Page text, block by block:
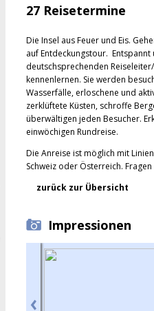
27 Reisetermine
Die Insel aus Feuer und Eis.
auf Entdeckungstour. Entspannt
deutschsprechenden
kennenlernen. Sie werden
Wasserfälle, erloschene und
zerklüftete Küsten, schroffe
überwältigen jeden Besucher.
einwöchigen Rundreise.
Die Anreise ist möglich mit
Schweiz oder Österreich. Fragen
zurück zur Übersicht
Impressionen